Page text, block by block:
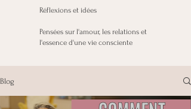
Réflexions et idées
Pensées sur l'amour, les relations et
l'essence d'une vie consciente
Blog